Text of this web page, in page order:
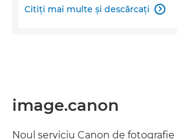
Citiţi mai multe şi descărcaţi 
image.canon
Noul serviciu Canon de